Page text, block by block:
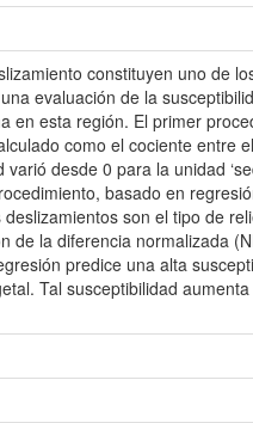
constituyen uno de
evaluación de la
en esta región. El primer
como el cociente entre
desde 0 para la unidad
basado en
son el tipo de
de la diferencia normalizada
predice una alta
Tal susceptibilidad